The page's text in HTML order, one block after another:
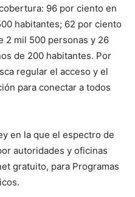
96 por ciento en
habitantes; 62 por ciento
2 mil 500 personas y 26
de 200 habitantes. Por
regular el acceso y el
para conectar a todos
en la que el espectro de
autoridades y oficinas
gratuito, para Programas